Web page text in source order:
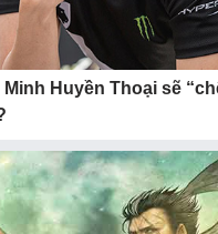
Minh Huyền Thoại sẽ